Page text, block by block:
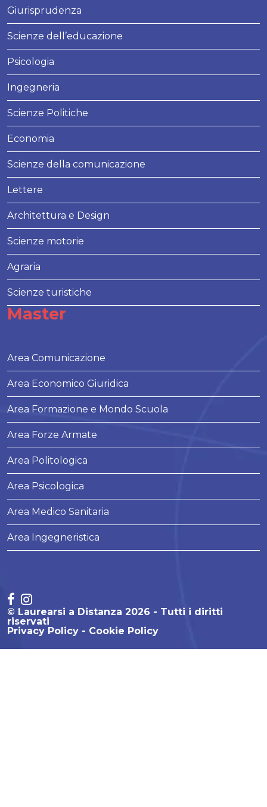
Giurisprudenza
Scienze dell’educazione
Psicologia
Ingegneria
Scienze Politiche
Economia
Scienze della comunicazione
Lettere
Architettura e Design
Scienze motorie
Agraria
Scienze turistiche
Master
Area Comunicazione
Area Economico Giuridica
Area Formazione e Mondo Scuola
Area Forze Armate
Area Politologica
Area Psicologica
Area Medico Sanitaria
Area Ingegneristica
© Laurearsi a Distanza 2026 - Tutti i diritti
riservati
Privacy Policy
Cookie Policy